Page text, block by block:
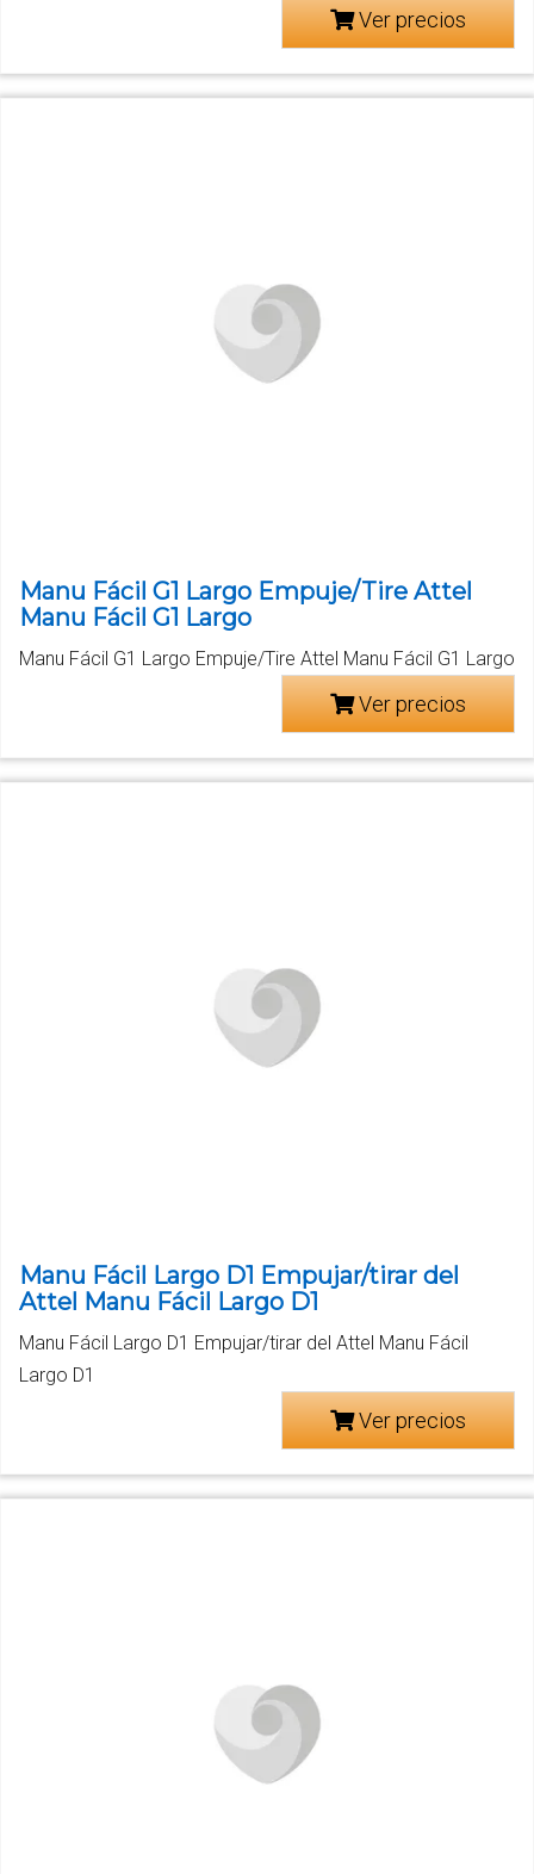
Ver precios
Manu Fácil G1 Largo Empuje/Tire Attel
Manu Fácil G1 Largo
Manu Fácil G1 Largo Empuje/Tire Attel Manu Fácil G1 Largo
Ver precios
Manu Fácil Largo D1 Empujar/tirar del
Attel Manu Fácil Largo D1
Manu Fácil Largo D1 Empujar/tirar del Attel Manu Fácil
Largo D1
Ver precios